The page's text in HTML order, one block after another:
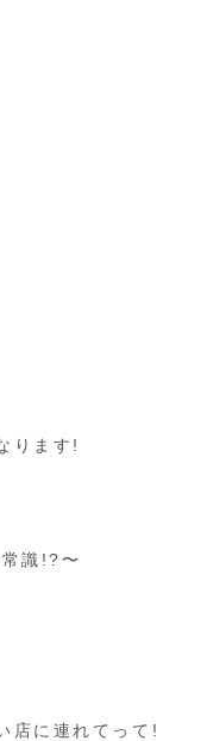
ります!
識!?〜
店に連れてって!